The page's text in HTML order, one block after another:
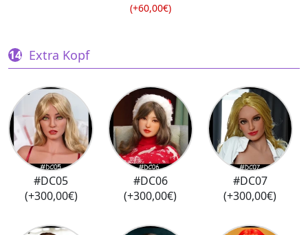
(+60,00€)
Extra Kopf
#DC05
(+300,00€)
#DC06
(+300,00€)
#DC07
(+300,00€)